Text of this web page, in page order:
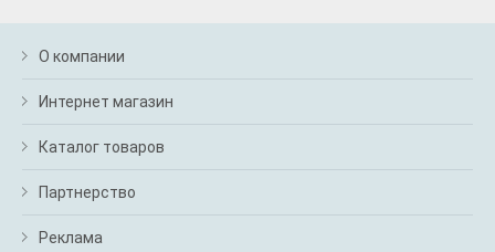
О компании
Интернет магазин
Каталог товаров
Партнерство
Реклама